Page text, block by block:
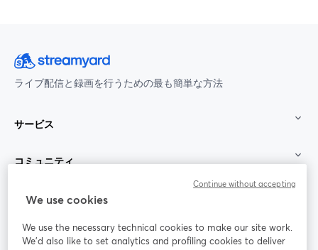
ライブ配信と録画を行うための最も簡単な方法
サービス
コミュニティ
StreamYard：
参加する
We use cookies
We use the necessary technical cookies to make our site work.
We'd also like to set analytics and profiling cookies to deliver
Continue without accepting